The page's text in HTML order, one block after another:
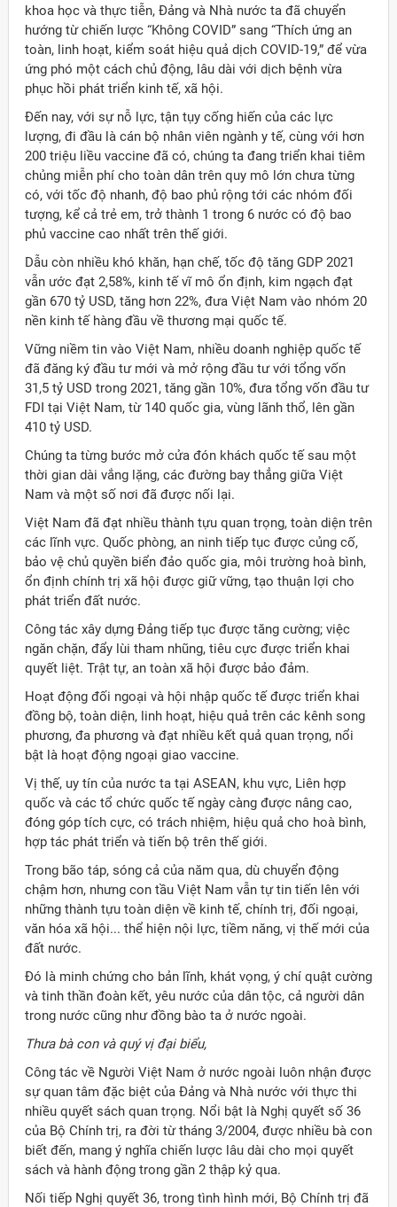
khoa học và thực tiễn, Đảng và Nhà nước ta đã chuyển
hướng từ chiến lược “Không COVID” sang “Thích ứng an
toàn, linh hoạt, kiểm soát hiệu quả dịch COVID-19,” để vừa
ứng phó một cách chủ động, lâu dài với dịch bệnh vừa
phục hồi phát triển kinh tế, xã hội.
Đến nay, với sự nỗ lực, tận tụy cống hiến của các lực
lượng, đi đầu là cán bộ nhân viên ngành y tế, cùng với hơn
200 triệu liều vaccine đã có, chúng ta đang triển khai tiêm
chủng miễn phí cho toàn dân trên quy mô lớn chưa từng
có, với tốc độ nhanh, độ bao phủ rộng tới các nhóm đối
tượng, kể cả trẻ em, trở thành 1 trong 6 nước có độ bao
phủ vaccine cao nhất trên thế giới.
Dẫu còn nhiều khó khăn, hạn chế, tốc độ tăng GDP 2021
vẫn ước đạt 2,58%, kinh tế vĩ mô ổn định, kim ngạch đạt
gần 670 tỷ USD, tăng hơn 22%, đưa Việt Nam vào nhóm 20
nền kinh tế hàng đầu về thương mại quốc tế.
Vững niềm tin vào Việt Nam, nhiều doanh nghiệp quốc tế
đã đăng ký đầu tư mới và mở rộng đầu tư với tổng vốn
31,5 tỷ USD trong 2021, tăng gần 10%, đưa tổng vốn đầu tư
FDI tại Việt Nam, từ 140 quốc gia, vùng lãnh thổ, lên gần
410 tỷ USD.
Chúng ta từng bước mở cửa đón khách quốc tế sau một
thời gian dài vắng lặng, các đường bay thẳng giữa Việt
Nam và một số nơi đã được nối lại.
Việt Nam đã đạt nhiều thành tựu quan trọng, toàn diện trên
các lĩnh vực. Quốc phòng, an ninh tiếp tục được củng cố,
bảo vệ chủ quyền biển đảo quốc gia, môi trường hoà bình,
ổn định chính trị xã hội được giữ vững, tạo thuận lợi cho
phát triển đất nước.
Công tác xây dựng Đảng tiếp tục được tăng cường; việc
ngăn chặn, đẩy lùi tham nhũng, tiêu cực được triển khai
quyết liệt. Trật tự, an toàn xã hội được bảo đảm.
Hoạt động đối ngoại và hội nhập quốc tế được triển khai
đồng bộ, toàn diện, linh hoạt, hiệu quả trên các kênh song
phương, đa phương và đạt nhiều kết quả quan trọng, nổi
bật là hoạt động ngoại giao vaccine.
Vị thế, uy tín của nước ta tại ASEAN, khu vực, Liên hợp
quốc và các tổ chức quốc tế ngày càng được nâng cao,
đóng góp tích cực, có trách nhiệm, hiệu quả cho hoà bình,
hợp tác phát triển và tiến bộ trên thế giới.
Trong bão táp, sóng cả của năm qua, dù chuyển động
chậm hơn, nhưng con tầu Việt Nam vẫn tự tin tiến lên với
những thành tựu toàn diện về kinh tế, chính trị, đối ngoại,
văn hóa xã hội... thể hiện nội lực, tiềm năng, vị thế mới của
đất nước.
Đó là minh chứng cho bản lĩnh, khát vọng, ý chí quật cường
và tinh thần đoàn kết, yêu nước của dân tộc, cả người dân
trong nước cũng như đồng bào ta ở nước ngoài.
Thưa bà con và quý vị đại biểu,
Công tác về Người Việt Nam ở nước ngoài luôn nhận được
sự quan tâm đặc biệt của Đảng và Nhà nước với thực thi
nhiều quyết sách quan trọng. Nổi bật là Nghị quyết số 36
của Bộ Chính trị, ra đời từ tháng 3/2004, được nhiều bà con
biết đến, mang ý nghĩa chiến lược lâu dài cho mọi quyết
sách và hành động trong gần 2 thập kỷ qua.
Nối tiếp Nghị quyết 36, trong tình hình mới, Bộ Chính trị đã